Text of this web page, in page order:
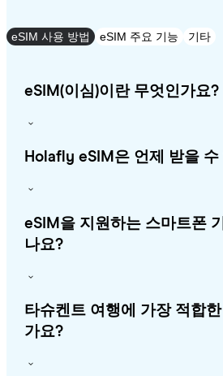
eSIM 사용 방법 eSIM 주요 기능 기타
eSIM(이심)이란 무엇인가요?
Holafly eSIM은 언제 받을 수
eSIM을 지원하는 스마트폰
나요?
타슈켄트 여행에 가장 적합
가요?